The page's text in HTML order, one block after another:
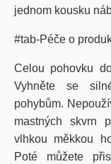
jednom kousku
#tab-Péče o
Celou pohovku
Vyhněte se
pohybům.
mastných skvrn
vlhkou měkkou
Poté můžete